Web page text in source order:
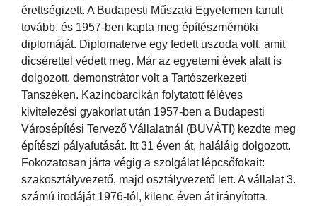
érettségizett. A Budapesti Műszaki Egyetemen tanult
tovább, és 1957-ben kapta meg építészmérnöki
diplomáját. Diplomaterve egy fedett uszoda volt, amit
dicsérettel védett meg. Már az egyetemi évek alatt is
dolgozott, demonstrátor volt a Tartószerkezeti
Tanszéken. Kazincbarcikán folytatott féléves
kivitelezési gyakorlat után 1957-ben a Budapesti
Városépítési Tervező Vállalatnál (BUVÁTI) kezdte meg
építészi pályafutását. Itt 31 éven át, haláláig dolgozott.
Fokozatosan járta végig a szolgálat lépcsőfokait:
szakosztályvezető, majd osztályvezető lett. A vállalat 3.
számú irodáját 1976-tól, kilenc éven át irányította.